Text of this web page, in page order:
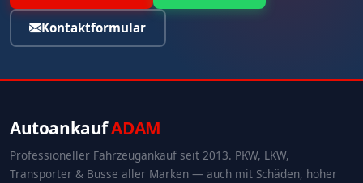
Kontaktformular
AutoankaufADAM
Professioneller Fahrzeugankauf seit 2013. PKW, LKW,
Transporter & Busse aller Marken — auch mit Schäden, hoher